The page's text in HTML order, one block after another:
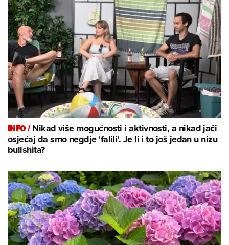
INFO /Nikad više mogućnosti i aktivnosti, a nikad jači
osjećaj da smo negdje 'falili'. Je li i to još jedan u nizu
bullshita?